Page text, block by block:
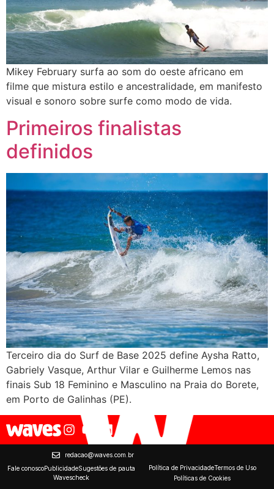
Mikey February surfa ao som do oeste africano em
filme que mistura estilo e ancestralidade, em manifesto
visual e sonoro sobre surfe como modo de vida.
Primeiros finalistas
definidos
Terceiro dia do Surf de Base 2025 define Aysha Ratto,
Gabriely Vasque, Arthur Vilar e Guilherme Lemos nas
finais Sub 18 Feminino e Masculino na Praia do Borete,
em Porto de Galinhas (PE).
redacao@waves.com.br
Fale conoscoPublicidadeSugestões de pauta
Wavescheck
Política de PrivacidadeTermos de Uso
Políticas de Cookies